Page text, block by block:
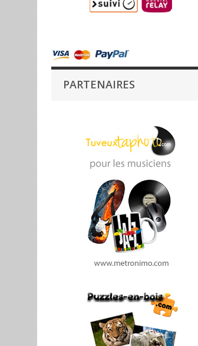
PARTENAIRES